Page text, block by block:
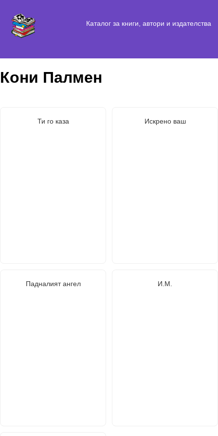
Каталог за книги, автори и издателства
Кони Палмен
Ти го каза Искрено ваш
Падналият ангел И.М.